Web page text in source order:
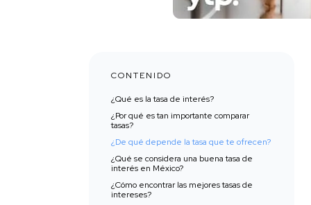
CONTENIDO
¿Qué es la tasa de interés?
¿Por qué es tan importante comparar
tasas?
¿De qué depende la tasa que te ofrecen?
¿Qué se considera una buena tasa de
interés en México?
¿Cómo encontrar las mejores tasas de
intereses?